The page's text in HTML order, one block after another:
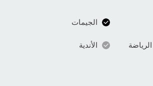
الجيمات
الأندية